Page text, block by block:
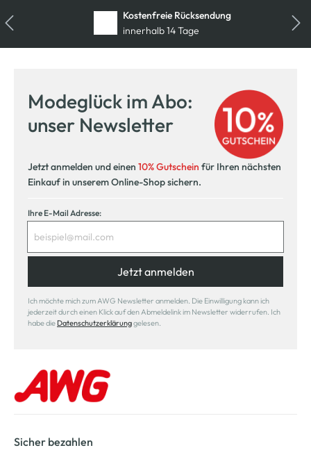
Kostenfreie Rücksendung
innerhalb 14 Tage
Modeglück im Abo:
unser Newsletter
Jetzt anmelden und einen 10% Gutschein für Ihren nächsten
Einkauf in unserem Online-Shop sichern.
Ihre E-Mail Adresse:
Jetzt anmelden
Ich möchte mich zum AWG Newsletter anmelden. Die Einwilligung kann ich
jederzeit durch einen Klick auf den Abmeldelink im Newsletter widerrufen. Ich
habe die Datenschutzerklärunggelesen.
Sicher bezahlen